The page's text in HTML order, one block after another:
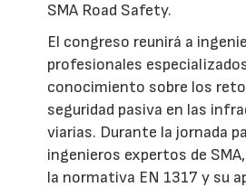
SMA Road Safety.
El congreso reunirá a
profesionales
conocimiento sobre los
seguridad pasiva en las
viarias. Durante la jornada
ingenieros expertos de
la normativa EN 1317 y su